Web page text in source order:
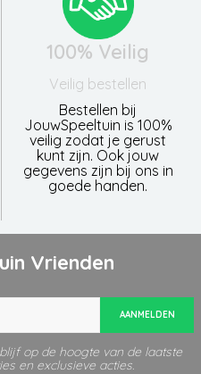
100% Veilig
Veilig bestellen
Bestellen bij
JouwSpeeltuin is 100%
veilig zodat je gerust
kunt zijn. Ook jouw
gegevens zijn bij ons in
goede handen.
Vrienden
AANMELDEN
op de hoogte van de laatste
en exclusieve acties.